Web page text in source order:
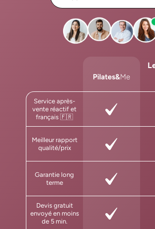
Service après-
vente réactif et
français 🇫🇷
Meilleur rapport
qualité/prix
Garantie long
terme
Devis gratuit
envoyé en moins
de 5 min.